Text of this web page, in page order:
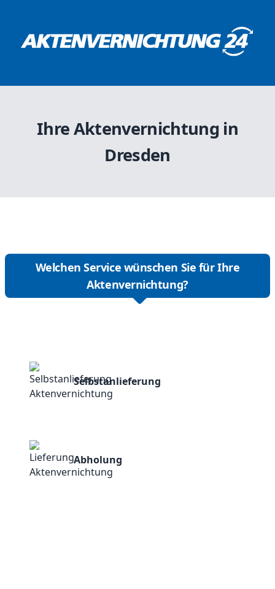
Ihre Aktenvernichtung in
Dresden
Welchen Service wünschen Sie für Ihre
Aktenvernichtung?
Selbstanlieferung
Abholung